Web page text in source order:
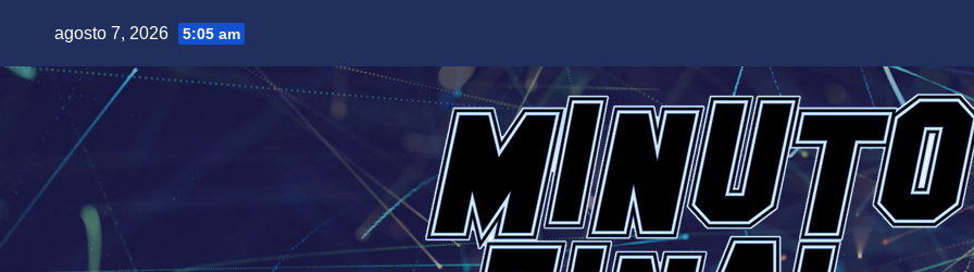
contenido
agosto 7, 2026 5:05 am